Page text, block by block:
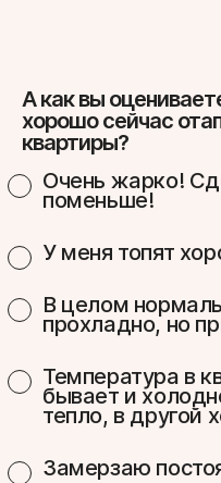
А как вы
хорошо сейчас
квартиры?
Очень жарко!
поменьше!
У меня топят
В целом
прохладно, но
Температура в
бывает и
тепло, в другой
Замерзаю